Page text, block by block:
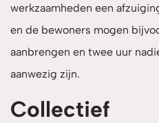
werkzaamheden een
en de bewoners mogen
aanbrengen en twee uur
aanwezig zijn.
Collectief